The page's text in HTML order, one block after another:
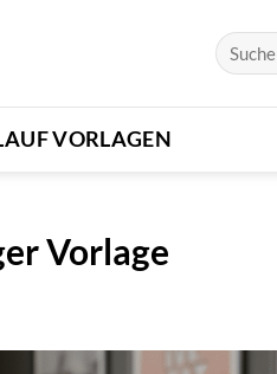
VORLAGEN
Vorlage